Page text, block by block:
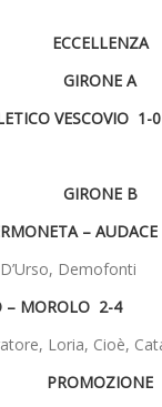
ECCELLENZA
GIRONE A
VESCOVIO 1-0
GIRONE B
–
Demofonti
– MOROLO 2-4
Loria, Cioè,
PROMOZIONE